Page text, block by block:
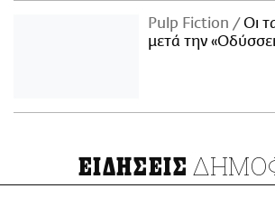
Pulp Fiction
Οι
μετά την
ΕΙΔΗΣΕΙΣ